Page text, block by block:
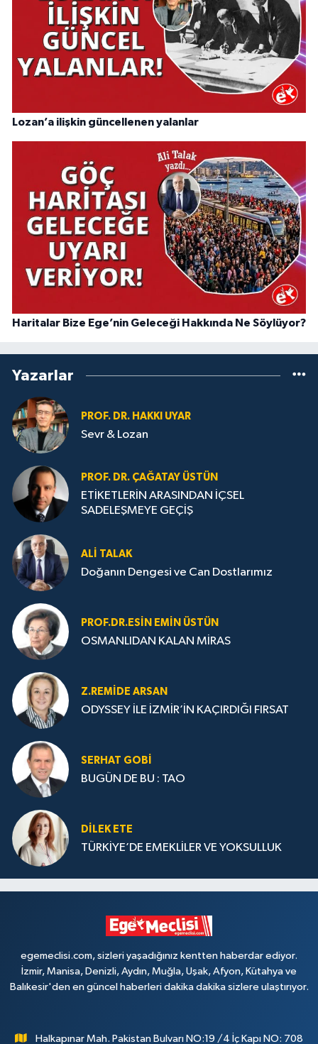
Lozan’a ilişkin güncellenen yalanlar
Haritalar Bize Ege’nin Geleceği Hakkında Ne Söylüyor?
Yazarlar
PROF. DR. HAKKI UYAR
Sevr & Lozan
PROF. DR. ÇAĞATAY ÜSTÜN
ETİKETLERİN ARASINDAN İÇSEL
SADELEŞMEYE GEÇİŞ
ALI TALAK
Doğanın Dengesi ve Can Dostlarımız
PROF.DR.ESIN EMIN ÜSTÜN
OSMANLIDAN KALAN MİRAS
Z.REMIDE ARSAN
ODYSSEY İLE İZMİR’İN KAÇIRDIĞI FIRSAT
SERHAT GOBİ
BUGÜN DE BU : TAO
DILEK ETE
TÜRKİYE’DE EMEKLİLER VE YOKSULLUK
egemeclisi.com, sizleri yaşadığınız kentten haberdar ediyor.
İzmir, Manisa, Denizli, Aydın, Muğla, Uşak, Afyon, Kütahya ve
Balıkesir'den en güncel haberleri dakika dakika sizlere ulaştırıyor.
Halkapınar Mah. Pakistan Bulvarı NO:19 /4 İç Kapı NO: 708